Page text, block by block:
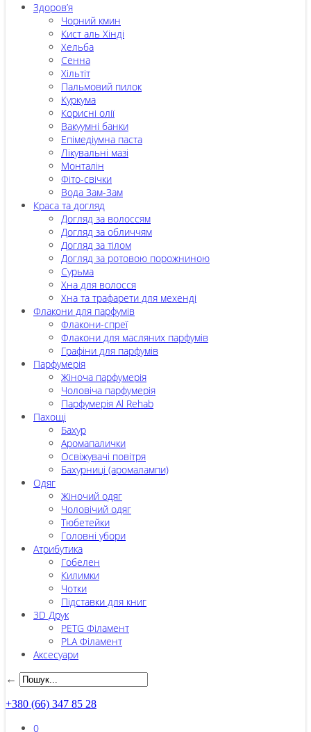
Здоров’я
Чорний кмин
Кист аль Хінді
Хельба
Сенна
Хільтіт
Пальмовий пилок
Куркума
Корисні олії
Вакуумні банки
Епімедіумна паста
Лікувальні мазі
Монталін
Фіто-свічки
Вода Зам-Зам
Краса та догляд
Догляд за волоссям
Догляд за обличчям
Догляд за тілом
Догляд за ротовою порожниною
Сурьма
Хна для волосся
Хна та трафарети для мехенді
Флакони для парфумів
Флакони-спреї
Флакони для масляних парфумів
Графіни для парфумів
Парфумерія
Жіноча парфумерія
Чоловіча парфумерія
Парфумерія Al Rehab
Пахощі
Бахур
Аромапалички
Освіжувачі повітря
Бахурниці (аромалампи)
Одяг
Жіночий одяг
Чоловічий одяг
Тюбетейки
Головні убори
Атрибутика
Гобелен
Килимки
Чотки
Підставки для книг
3D Друк
PETG Філамент
PLA Філамент
Аксесуари
←
+380 (66) 347 85 28
0